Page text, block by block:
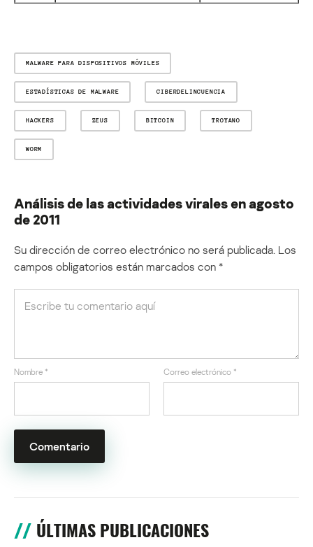
MALWARE PARA DISPOSITIVOS MÓVILES
ESTADÍSTICAS DE MALWARE CIBERDELINCUENCIA
HACKERS ZEUS BITCOIN TROYANO
WORM
Análisis de las actividades virales en agosto
de 2011
Su dirección de correo electrónico no será publicada. Los
campos obligatorios están marcados con *
Nombre * Correo electrónico *
ÚLTIMAS PUBLICACIONES